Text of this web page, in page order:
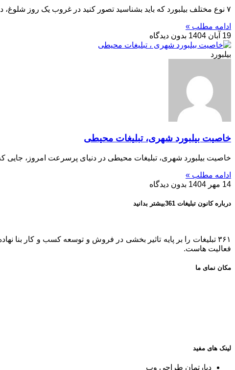
۷ نوع مختلف بیلبورد که باید بشناسید تصور کنید در غروب یک روز شلوغ، در حالی که در خیابان‌های پرجنب‌وجوش
ادامه مطلب »
19 آبان 1404
بدون دیدگاه
بیلبورد
خاصیت بیلبورد شهری، تبلیغات محیطی
خاصیت بیلبورد شهری، تبلیغات محیطی در دنیای پرسرعت امروز، جایی
ادامه مطلب »
14 مهر 1404
بدون دیدگاه
درباره کانون تبلیغات 361بیشتر بدانید
فعالیت هاست.
مکان نمای ما
لینک های مفید
دپارتمان طراحی وب